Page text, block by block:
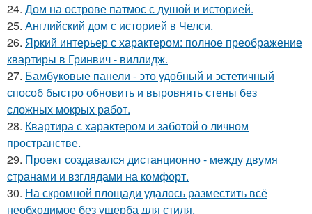
24. Дом на острове патмос с душой и историей.
25. Английский дом с историей в Челси.
26. Яркий интерьер с характером: полное преображение
квартиры в Гринвич - виллидж.
27. Бамбуковые панели - это удобный и эстетичный
способ быстро обновить и выровнять стены без
сложных мокрых работ.
28. Квартира с характером и заботой о личном
пространстве.
29. Проект создавался дистанционно - между двумя
странами и взглядами на комфорт.
30. На скромной площади удалось разместить всё
необходимое без ущерба для стиля.